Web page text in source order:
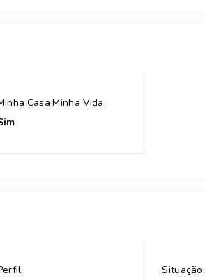
Casa Minha Vida:
Situação: